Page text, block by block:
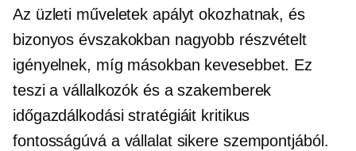
Az üzleti műveletek apályt okozhatnak, és
bizonyos évszakokban nagyobb részvételt
igényelnek, míg másokban kevesebbet. Ez
teszi a vállalkozók és a szakemberek
időgazdálkodási stratégiáit kritikus
fontosságúvá a vállalat sikere szempontjából.